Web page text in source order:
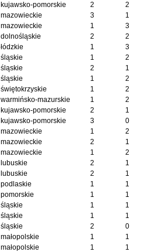
kujawsko-pomorskie 2
2
mazowieckie 3
1
mazowieckie 1
3
dolnośląskie 2
2
łódzkie 1
3
śląskie 1
2
śląskie 2
1
śląskie 1
2
świętokrzyskie 1
2
warmińsko-mazurskie 1
2
kujawsko-pomorskie 2
1
kujawsko-pomorskie 3
0
mazowieckie 1
2
mazowieckie 2
1
mazowieckie 1
2
lubuskie 2
1
lubuskie 2
1
podlaskie 1
1
pomorskie 1
1
śląskie 1
1
śląskie 1
1
śląskie 2
0
małopolskie 1
1
małopolskie 1
1